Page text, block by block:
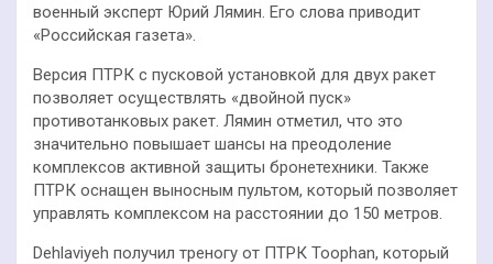
военный эксперт Юрий Лямин. Его слова приводит
«Российская газета».
Версия ПТРК с пусковой установкой для двух ракет
позволяет осуществлять «двойной пуск»
противотанковых ракет. Лямин отметил, что это
значительно повышает шансы на преодоление
комплексов активной защиты бронетехники. Также
ПТРК оснащен выносным пультом, который позволяет
управлять комплексом на расстоянии до 150 метров.
Dehlaviyeh получил треногу от ПТРК Toophan, который